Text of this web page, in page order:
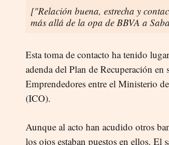
["Relación buena, estrecha y
más allá de la opa de BBVA a
Esta toma de contacto ha tenido
adenda del Plan de Recuperación
Emprendedores entre el Ministerio
(ICO).
Aunque al acto han acudido otros
los ojos estaban puestos en ellos. El